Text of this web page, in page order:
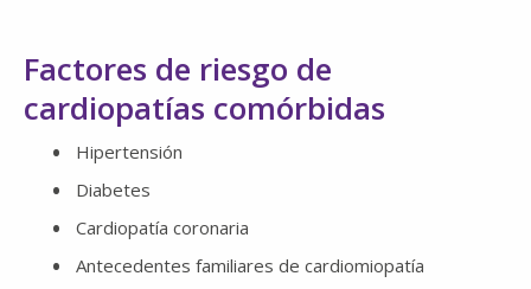
Factores de riesgo de
cardiopatías comórbidas
Hipertensión
Diabetes
Cardiopatía coronaria
Antecedentes familiares de cardiomiopatía